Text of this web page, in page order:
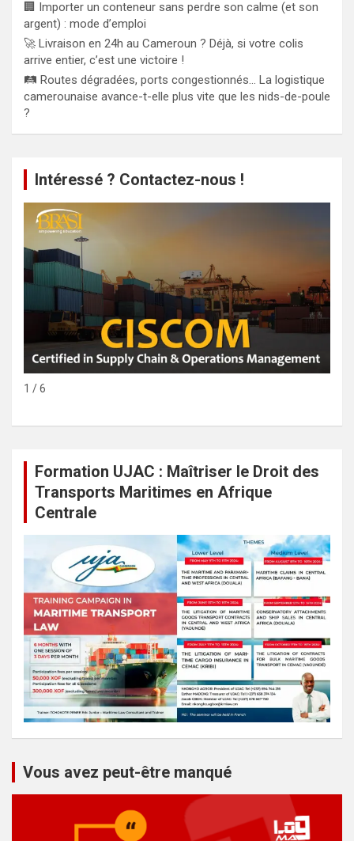
🏢 Importer un conteneur sans perdre son calme (et son
argent) : mode d’emploi
🚀 Livraison en 24h au Cameroun ? Déjà, si votre colis
arrive entier, c’est une victoire !
🛤️ Routes dégradées, ports congestionnés… La logistique
camerounaise avance-t-elle plus vite que les nids-de-poule
?
Intéressé ? Contactez-nous !
1 / 6
Formation UJAC : Maîtriser le Droit des
Transports Maritimes en Afrique
Centrale
Vous avez peut-être manqué